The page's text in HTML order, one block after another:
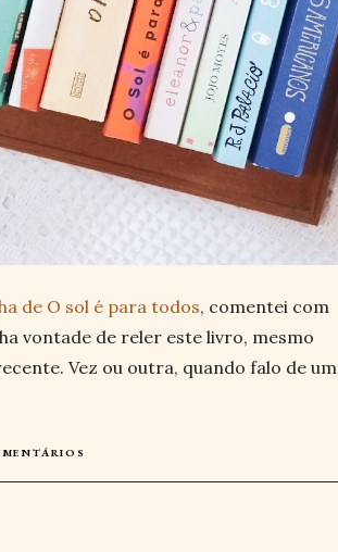
de O sol é para todos, comentei com
vontade de reler este livro, mesmo
Vez ou outra, quando falo de um